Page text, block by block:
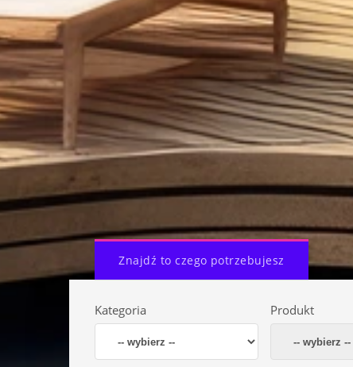
Znajdź to czego potrzebujesz
Kategoria Produkt